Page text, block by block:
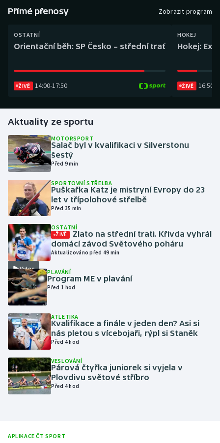
Curling
Dostihy
Gymnastika
Házená
Jezdectví
Judo
Krasobruslení
Lezení
Lyže a snowboard
Moderní pětiboj
Motorsport
Olympijské hry
Parasport
Plavání
Přímé přenosy Zobrazit program
OSTATNÍ
Orientační běh: SP Česko – střední trať
ŽIVĚ 14:00-17:50
HOKEJ
Hokej:
ŽIVĚ 16:50
Aktuality ze sportu
MOTORSPORT
Salač byl v kvalifikaci v Silverstonu
šestý
Před 9 min
SPORTOVNÍ STŘELBA
Puškařka Katz je mistryní Evropy do 23
let v třípolohové střelbě
Před 35 min
Video
OSTATNÍ
ŽIVĚ
Zlato na střední trati. Křivda vyhrál
domácí závod Světového poháru
Aktualizováno před 49 min
PLAVÁNÍ
Program ME v plavání
Před 1 hod
ATLETIKA
Kvalifikace a finále v jeden den? Asi si
nás pletou s vícebojaři, rýpl si Staněk
Před 4 hod
VESLOVÁNÍ
Párová čtyřka juniorek si vyjela v
Plovdivu světové stříbro
Před 4 hod
APLIKACE ČT SPORT